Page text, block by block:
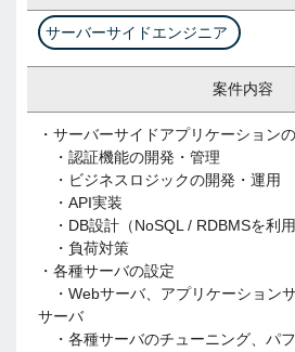
サーバーサイドエンジニア
案件内容
・サーバーサイドアプリケーション
・認証機能の開発・管理
・ビジネスロジックの開発・運用
・API実装
・DB設計（NoSQL / RDBMSを利用
・負荷対策
・各種サーバの設定
・Webサーバ、アプリケーション
サーバ
・各種サーバのチューニング、パ